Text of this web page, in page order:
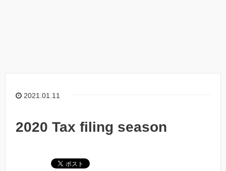
2021.01.11
2020 Tax filing season